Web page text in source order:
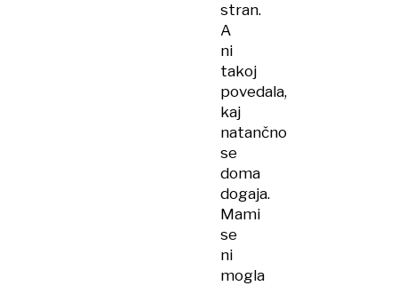
stran.
A
ni
takoj
povedala,
kaj
natančno
se
doma
dogaja.
Mami
se
ni
mogla